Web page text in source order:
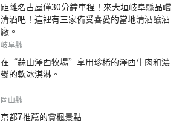
距離名古屋僅30分鐘車程！來大垣岐阜縣品嚐
清酒吧！這裡有三家備受喜愛的當地清酒釀酒
廠。
岐阜縣
在“蒜山澤西牧場”享用珍稀的澤西牛肉和濃
鬱的軟冰淇淋。
岡山縣
京都7推薦的賞楓景點